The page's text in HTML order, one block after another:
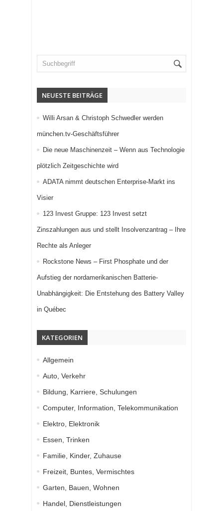
NEUESTE BEITRÄGE
Willi Arsan & Christoph Schwedler werden
münchen.tv-Geschäftsführer
Die neue Maschinenzeit – Wenn aus Technologie
plötzlich Zeitgeschichte wird
ADATA nimmt deutschen Enterprise-Markt ins
Visier
123 Invest Gruppe: 123 Invest setzt
Zinszahlungen aus und stellt Insolvenzantrag – Ihre
Rechte als Anleger
Rockstone News – First Phosphate und der
Aufstieg der nordamerikanischen Batterie-
Unabhängigkeit: Die Entstehung des Battery Valley
in Québec
KATEGORIEN
Allgemein
Auto, Verkehr
Bildung, Karriere, Schulungen
Computer, Information, Telekommunikation
Elektro, Elektronik
Essen, Trinken
Familie, Kinder, Zuhause
Freizeit, Buntes, Vermischtes
Garten, Bauen, Wohnen
Handel, Dienstleistungen